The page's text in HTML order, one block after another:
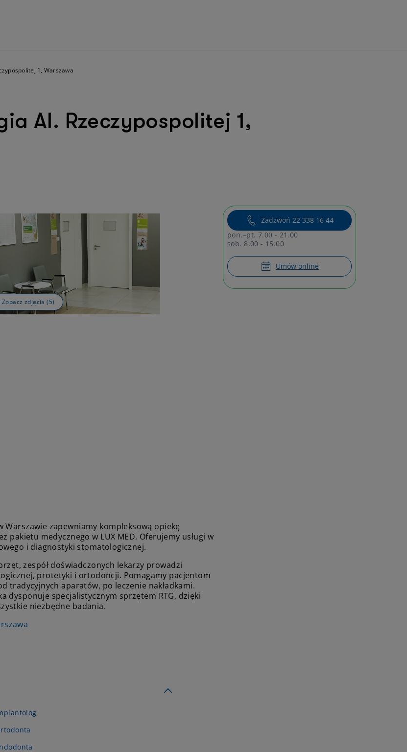
1, Warszawa
Al. Rzeczypospolitej 1,
Zobacz zdjęcia (5)
Warszawie zapewniamy kompleksową opiekę
medycznego w LUX MED. Oferujemy usługi w
i diagnostyki stomatologicznej.
zespół doświadczonych lekarzy prowadzi
protetyki i ortodoncji. Pomagamy pacjentom
tradycyjnych aparatów, po leczenie nakładkami.
dysponuje specjalistycznym sprzętem RTG, dzięki
niezbędne badania.
Zadzwoń 22 338 16 44
pon.–pt. 7.00 - 21.00
sob. 8.00 - 15.00
Umów online